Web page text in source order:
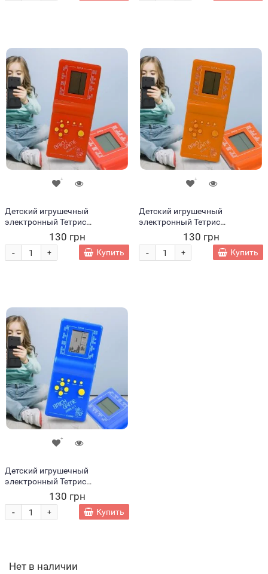
Детский игрушечный
электронный Тетрис
классический 9999в1 Красный
(IGR24)
130 грн
+
- Купить
Детский игрушечный
электронный Тетрис
классический 9999в1
Оранжевый
130 грн
+
- Купить
Детский игрушечный
электронный Тетрис
классический 9999в1 Синий
130 грн
+
- Купить
Нет в наличии